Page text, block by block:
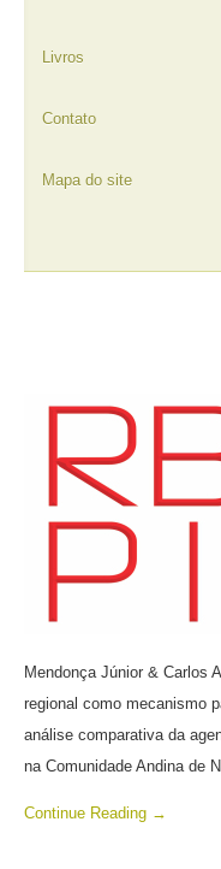
Livros
Contato
Mapa do site
Mendonça Júnior & Carlos
regional como mecanismo
análise comparativa da
na Comunidade Andina de
Continue Reading →